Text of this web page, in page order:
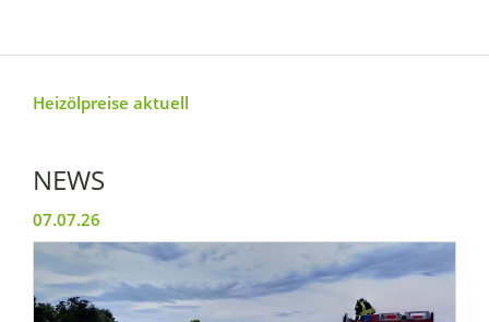
Heizölpreise aktuell
NEWS
07.07.26